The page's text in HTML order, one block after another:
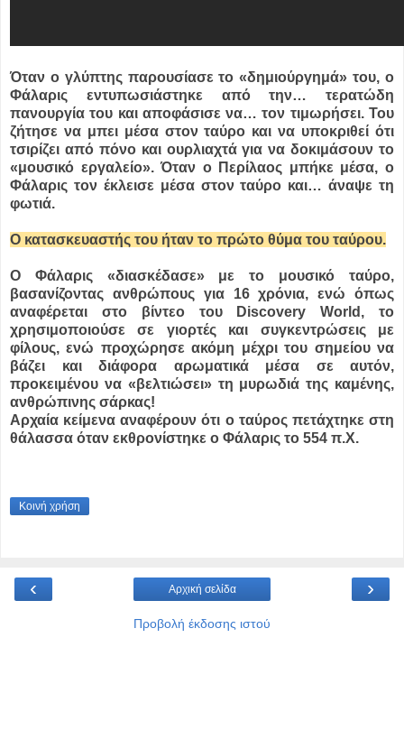
Όταν ο γλύπτης παρουσίασε το «δημιούργημά» του, ο
Φάλαρις εντυπωσιάστηκε από την… τερατώδη
πανουργία του και αποφάσισε να… τον τιμωρήσει. Του
ζήτησε να μπει μέσα στον ταύρο και να υποκριθεί ότι
τσιρίζει από πόνο και ουρλιαχτά για να δοκιμάσουν το
«μουσικό εργαλείο». Όταν ο Περίλαος μπήκε μέσα, ο
Φάλαρις τον έκλεισε μέσα στον ταύρο και… άναψε τη
φωτιά.
Ο κατασκευαστής του ήταν το πρώτο θύμα του ταύρου.
Ο Φάλαρις «διασκέδασε» με το μουσικό ταύρο,
βασανίζοντας ανθρώπους για 16 χρόνια, ενώ όπως
αναφέρεται στο βίντεο του Discovery World, το
χρησιμοποιούσε σε γιορτές και συγκεντρώσεις με
φίλους, ενώ προχώρησε ακόμη μέχρι του σημείου να
βάζει και διάφορα αρωματικά μέσα σε αυτόν,
προκειμένου να «βελτιώσει» τη μυρωδιά της καμένης,
ανθρώπινης σάρκας!
Αρχαία κείμενα αναφέρουν ότι ο ταύρος πετάχτηκε στη
θάλασσα όταν εκθρονίστηκε ο Φάλαρις το 554 π.Χ.
Κοινή χρήση
‹ ›
Αρχική σελίδα
Προβολή έκδοσης ιστού